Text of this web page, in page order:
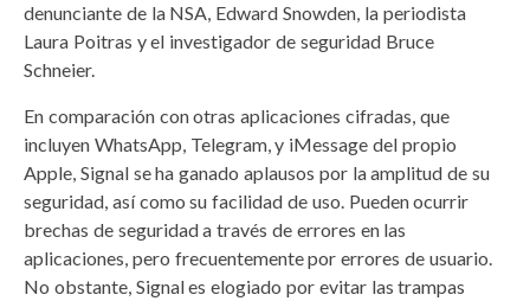
denunciante de la NSA, Edward Snowden, la periodista
Laura Poitras y el investigador de seguridad Bruce
Schneier.
En comparación con otras aplicaciones cifradas, que
incluyen WhatsApp, Telegram, y iMessage del propio
Apple, Signal se ha ganado aplausos por la amplitud de su
seguridad, así como su facilidad de uso. Pueden ocurrir
brechas de seguridad a través de errores en las
aplicaciones, pero frecuentemente por errores de usuario.
No obstante, Signal es elogiado por evitar las trampas